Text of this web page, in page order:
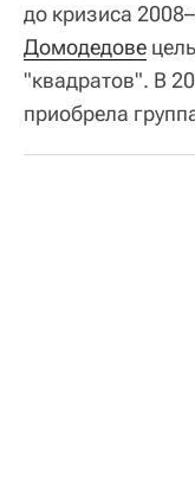
до кризиса
Домодедове
"квадратов". В
приобрела